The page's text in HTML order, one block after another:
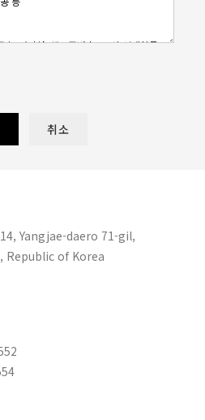
취소
Yangjae-daero 71-gil,
Republic of Korea